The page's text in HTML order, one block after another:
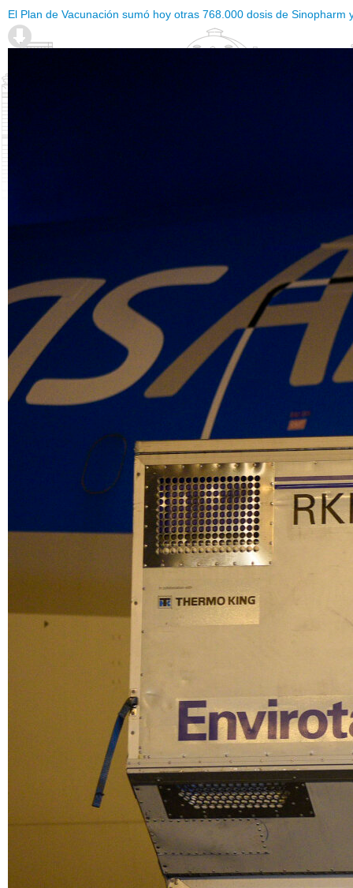
El Plan de Vacunación sumó hoy otras 768.000 dosis de